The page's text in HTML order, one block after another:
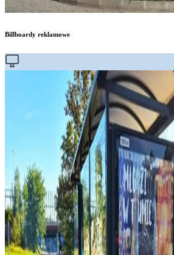
Billboardy reklamowe